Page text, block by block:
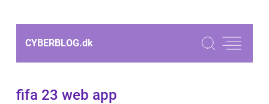
CYBERBLOG.dk
fifa 23 web app